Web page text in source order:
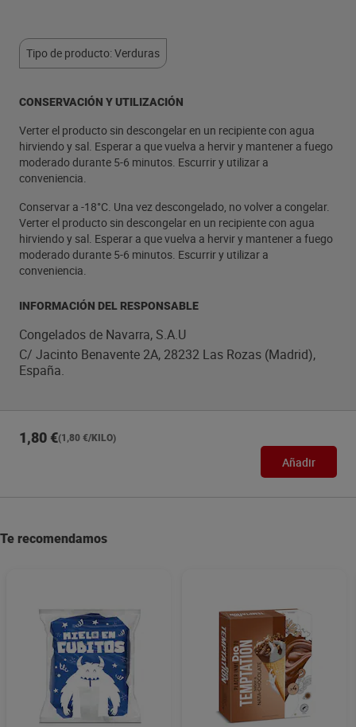
Tipo de producto: Verduras
CONSERVACIÓN Y UTILIZACIÓN
Verter el producto sin descongelar en un recipiente con agua
hirviendo y sal. Esperar a que vuelva a hervir y mantener a fuego
moderado durante 5-6 minutos. Escurrir y utilizar a
conveniencia.
Conservar a -18°C. Una vez descongelado, no volver a congelar.
Verter el producto sin descongelar en un recipiente con agua
hirviendo y sal. Esperar a que vuelva a hervir y mantener a fuego
moderado durante 5-6 minutos. Escurrir y utilizar a
conveniencia.
INFORMACIÓN DEL RESPONSABLE
Congelados de Navarra, S.A.U
C/ Jacinto Benavente 2A, 28232 Las Rozas (Madrid),
España.
1,80 €(1,80 €/KILO)
Añadir
Te recomendamos